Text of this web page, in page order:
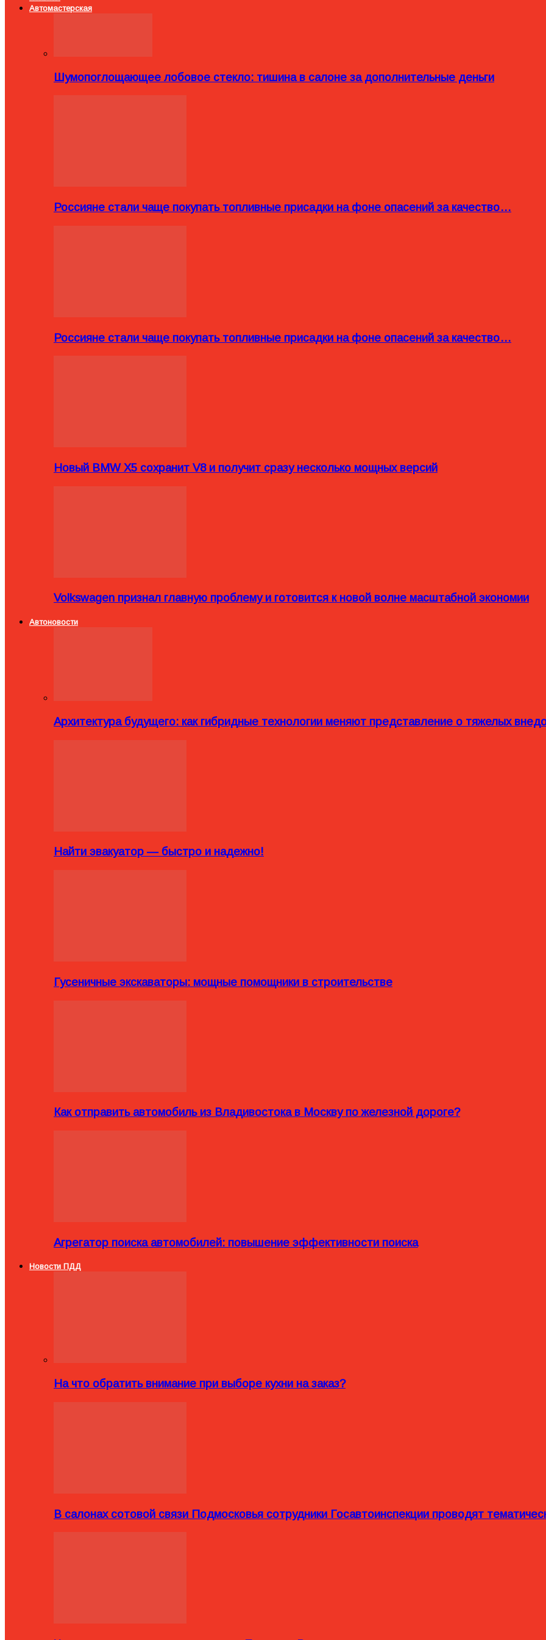
Автомастерская
Шумопоглощающее лобовое стекло: тишина в салоне за дополнительные деньги
Россияне стали чаще покупать топливные присадки на фоне опасений за качество…
Россияне стали чаще покупать топливные присадки на фоне опасений за качество…
Новый BMW X5 сохранит V8 и получит сразу несколько мощных версий
Volkswagen признал главную проблему и готовится к новой волне масштабной экономии
Автоновости
Архитектура будущего: как гибридные технологии меняют представление о тяжелых
Найти эвакуатор — быстро и надежно!
Гусеничные экскаваторы: мощные помощники в строительстве
Как отправить автомобиль из Владивостока в Москву по железной дороге?
Агрегатор поиска автомобилей: повышение эффективности поиска
Новости ПДД
На что обратить внимание при выборе кухни на заказ?
В салонах сотовой связи Подмосковья сотрудники Госавтоинспекции проводят